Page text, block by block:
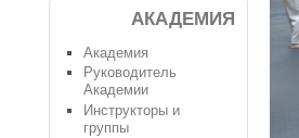
АКАДЕМИЯ
Академия
Руководитель
Академии
Инструкторы и
группы